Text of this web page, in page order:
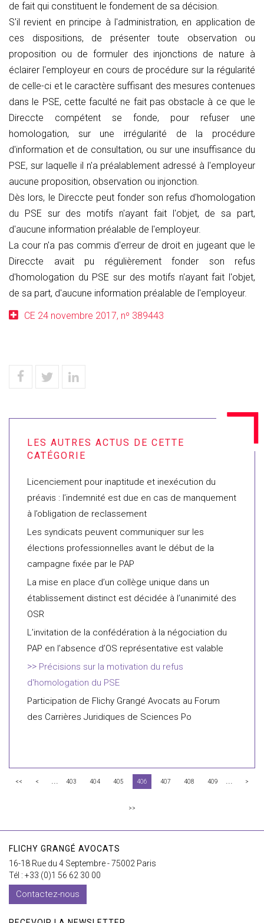
de fait qui constituent le fondement de sa décision.
S'il revient en principe à l'administration, en application de
ces dispositions, de présenter toute observation ou
proposition ou de formuler des injonctions de nature à
éclairer l'employeur en cours de procédure sur la régularité
de celle-ci et le caractère suffisant des mesures contenues
dans le PSE, cette faculté ne fait pas obstacle à ce que le
Direccte compétent se fonde, pour refuser une
homologation, sur une irrégularité de la procédure
d'information et de consultation, ou sur une insuffisance du
PSE, sur laquelle il n'a préalablement adressé à l'employeur
aucune proposition, observation ou injonction.
Dès lors, le Direccte peut fonder son refus d'homologation
du PSE sur des motifs n'ayant fait l'objet, de sa part,
d'aucune information préalable de l'employeur.
La cour n'a pas commis d'erreur de droit en jugeant que le
Direccte avait pu régulièrement fonder son refus
d'homologation du PSE sur des motifs n'ayant fait l'objet,
de sa part, d'aucune information préalable de l'employeur.
CE 24 novembre 2017, nº 389443
Licenciement pour inaptitude et inexécution du
préavis : l’indemnité est due en cas de manquement
à l’obligation de reclassement
Les syndicats peuvent communiquer sur les
élections professionnelles avant le début de la
campagne fixée par le PAP
La mise en place d’un collège unique dans un
établissement distinct est décidée à l’unanimité des
OSR
L’invitation de la confédération à la négociation du
PAP en l’absence d’OS représentative est valable
Précisions sur la motivation du refus
d'homologation du PSE
Participation de Flichy Grangé Avocats au Forum
des Carrières Juridiques de Sciences Po
<< < ... 403 404 405 406 407 408 409 ... >
>>
FLICHY GRANGÉ AVOCATS
16-18 Rue du 4 Septembre - 75002 Paris
Tél : +33 (0)1 56 62 30 00
Contactez-nous